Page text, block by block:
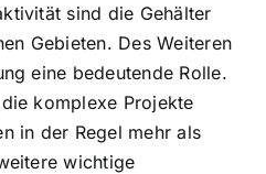
sind die Gehälter
Gebieten. Des Weiteren
eine bedeutende Rolle.
komplexe Projekte
in der Regel mehr als
wichtige